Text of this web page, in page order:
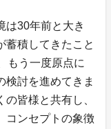
は30年前と大き
蓄積してきたこと
もう一度原点に
検討を進めてきま
皆様と共有し、
コンセプトの象徴